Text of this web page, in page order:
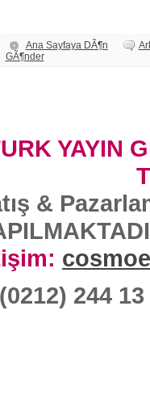
Ana Sayfaya DÃ¶n
GÃ¶nder
YAYIN
&
(0212) 244